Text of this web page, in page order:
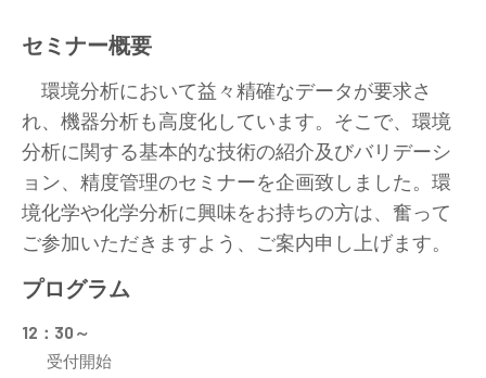
セミナー概要
環境分析において益々精確なデータが要求さ
れ、機器分析も高度化しています。そこで、環境
分析に関する基本的な技術の紹介及びバリデーシ
ョン、精度管理のセミナーを企画致しました。環
境化学や化学分析に興味をお持ちの方は、奮って
ご参加いただきますよう、ご案内申し上げます。
プログラム
12：30～
受付開始